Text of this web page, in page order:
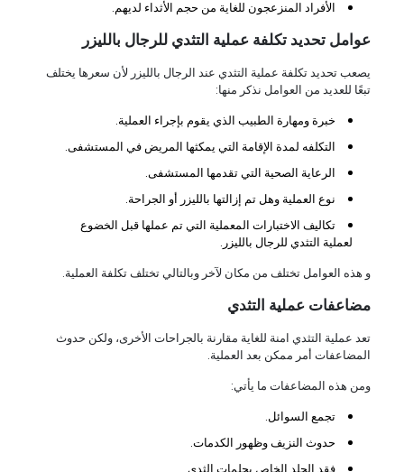
الأفراد المنزعجون للغاية من حجم الأثداء لديهم.
عوامل تحديد تكلفة عملية التثدي للرجال بالليزر
يصعب تحديد تكلفة عملية التثدي عند الرجال بالليزر لأن سعرها يختلف
تبعًا للعديد من العوامل نذكر منها:
خبرة ومهارة الطبيب الذي يقوم بإجراء العملية.
التكلفه لمدة الإقامة التي يمكثها المريض في المستشفى.
الرعاية الصحية التي تقدمها المستشفى.
نوع العملية وهل تم إزالتها بالليزر أو الجراحة.
تكاليف الاختبارات المعملية التي تم عملها قبل الخضوع
لعملية التثدي للرجال بالليزر.
و هذه العوامل تختلف من مكان لآخر وبالتالي تختلف تكلفة العملية.
مضاعفات عملية التثدي
تعد عملية التثدي امنة للغاية مقارنة بالجراحات الأخرى، ولكن حدوث
المضاعفات أمر ممكن بعد العملية.
ومن هذه المضاعفات ما يأتي:
تجمع السوائل.
حدوث النزيف وظهور الكدمات.